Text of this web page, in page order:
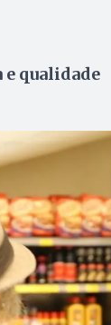
qualidade